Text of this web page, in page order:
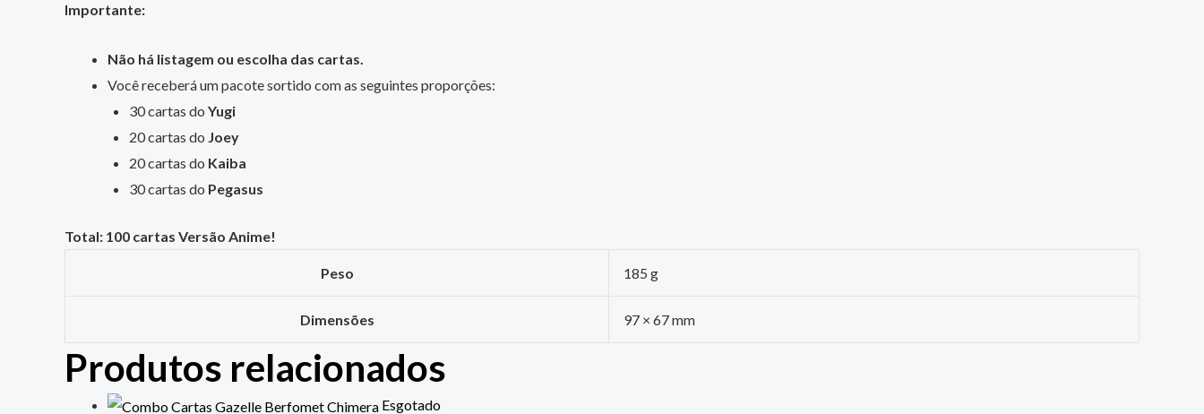
Importante:
Não há listagem ou escolha das cartas.
Você receberá um pacote sortido com as seguintes proporções:
30 cartas do Yugi
20 cartas do Joey
20 cartas do Kaiba
30 cartas do Pegasus
Total: 100 cartas Versão Anime!
Peso 185 g
Dimensões 97 × 67 mm
Produtos relacionados
Esgotado